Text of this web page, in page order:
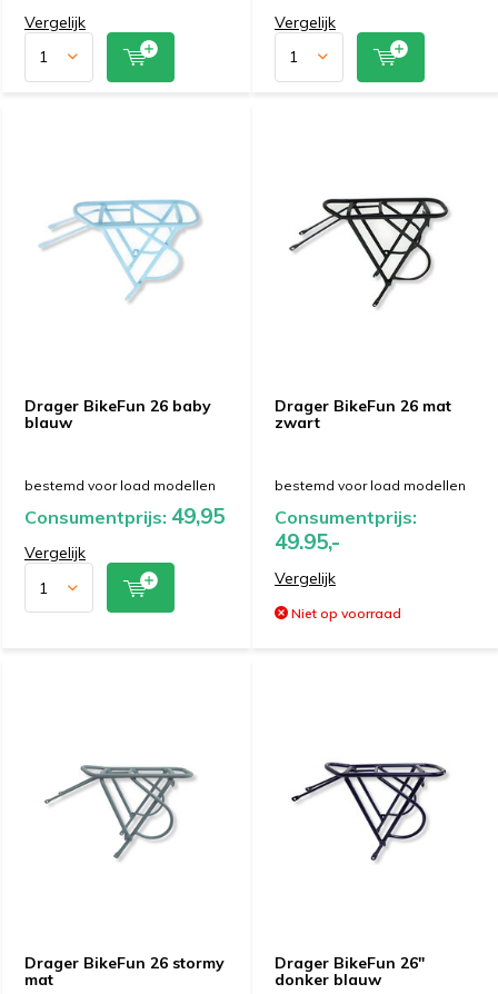
Vergelijk Vergelijk
Drager BikeFun 26 baby
blauw
bestemd voor load modellen
Consumentprijs: 49,95
Vergelijk
Drager BikeFun 26 mat
zwart
bestemd voor load modellen
Consumentprijs:
49.95,-
Vergelijk
Niet op voorraad
Drager BikeFun 26 stormy
mat
Drager BikeFun 26"
donker blauw